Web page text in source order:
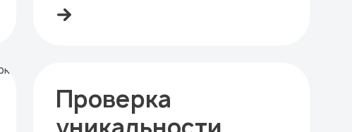
Проверка